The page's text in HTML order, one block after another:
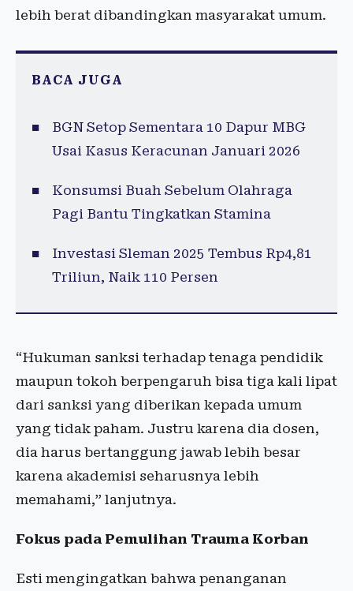
lebih berat dibandingkan masyarakat umum.
BACA JUGA
BGN Setop Sementara 10 Dapur MBG
Usai Kasus Keracunan Januari 2026
Konsumsi Buah Sebelum Olahraga
Pagi Bantu Tingkatkan Stamina
Investasi Sleman 2025 Tembus Rp4,81
Triliun, Naik 110 Persen
“Hukuman sanksi terhadap tenaga pendidik
maupun tokoh berpengaruh bisa tiga kali lipat
dari sanksi yang diberikan kepada umum
yang tidak paham. Justru karena dia dosen,
dia harus bertanggung jawab lebih besar
karena akademisi seharusnya lebih
memahami,” lanjutnya.
Fokus pada Pemulihan Trauma Korban
Esti mengingatkan bahwa penanganan